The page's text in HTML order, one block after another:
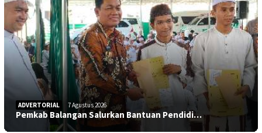
ADVERTORIAL 7 Agustus 2026
Pemkab Balangan Salurkan Bantuan Pendidi…